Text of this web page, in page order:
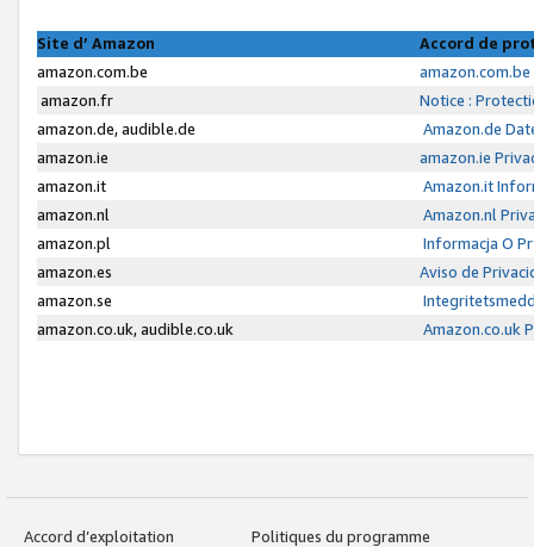
Site d’ Amazon
Accord de
amazon.com.be
amazon.fr
Notice :
amazon.de, audible.de
Amazon.de
amazon.ie
amazon.ie
amazon.it
Amazon.it
amazon.nl
Amazon.nl
amazon.pl
Informacja O
amazon.es
Aviso de
amazon.se
amazon.co.uk, audible.co.uk
Amazon.co.uk
Accord d’exploitation
Politiques du programme